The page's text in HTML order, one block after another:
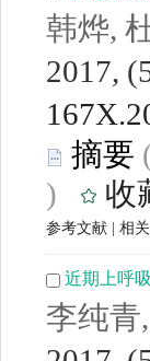
韩烨,
2017,
摘要
)
收
参考文献 相
近期上呼
李纯青